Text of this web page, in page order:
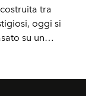
tra
oggi si
su un
una vita